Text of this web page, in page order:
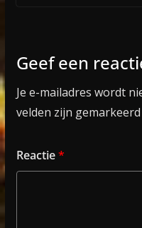
Geef een
Je e-mailadres wordt
velden zijn
Reactie*